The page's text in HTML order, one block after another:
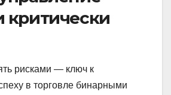
критически
рисками — ключ к
в торговле бинарными